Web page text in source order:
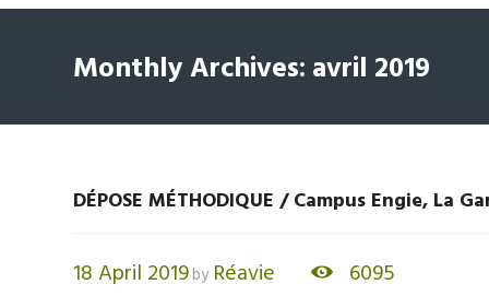
Monthly Archives: avril 2019
DÉPOSE MÉTHODIQUE / Campus Engie, La
18 April 2019by Réavie 6095